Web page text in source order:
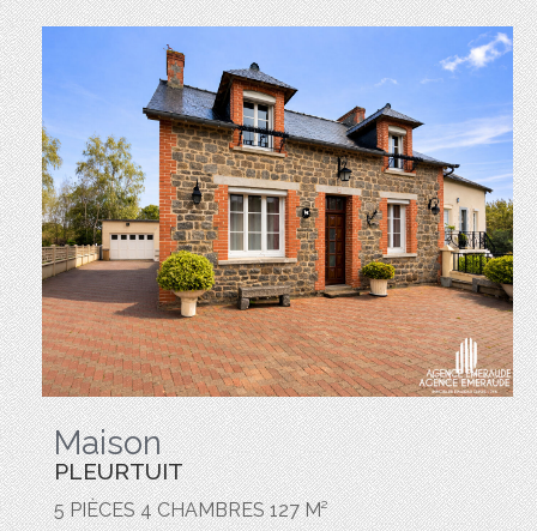
Maison
PLEURTUIT
5 PIÈCES 4 CHAMBRES 127 M²